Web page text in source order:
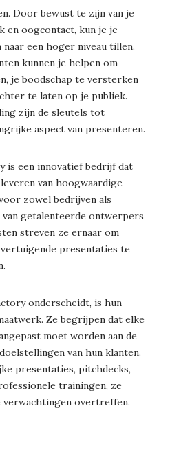
Door bewust te zijn van je
en oogcontact, kun je je
een hoger niveau tillen.
kunnen je helpen om
je boodschap te versterken
te laten op je publiek.
zijn de sleutels tot
aspect van presenteren.
is een innovatief bedrijf dat
van hoogwaardige
zowel bedrijven als
van getalenteerde ontwerpers
streven ze ernaar om
presentaties te
onderscheidt, is hun
Ze begrijpen dat elke
moet worden aan de
van hun klanten.
presentaties, pitchdecks,
trainingen, ze
overtreffen.